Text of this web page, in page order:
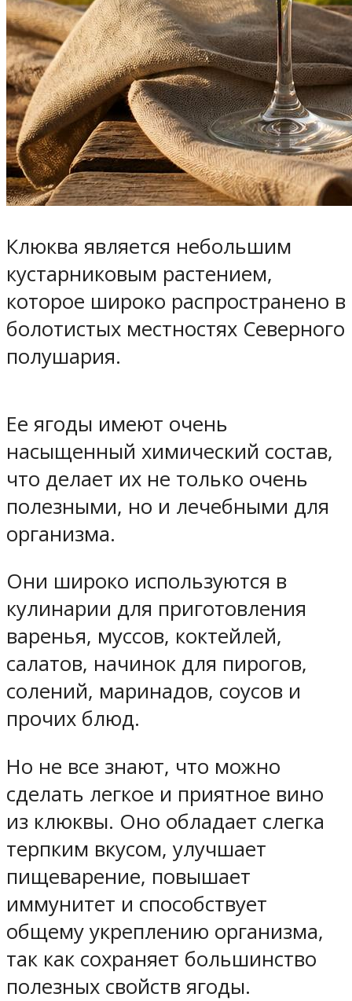
Клюква является небольшим
кустарниковым растением,
которое широко распространено в
болотистых местностях Северного
полушария.
Ее ягоды имеют очень
насыщенный химический состав,
что делает их не только очень
полезными, но и лечебными для
организма.
Они широко используются в
кулинарии для приготовления
варенья, муссов, коктейлей,
салатов, начинок для пирогов,
солений, маринадов, соусов и
прочих блюд.
Но не все знают, что можно
сделать легкое и приятное вино
из клюквы. Оно обладает слегка
терпким вкусом, улучшает
пищеварение, повышает
иммунитет и способствует
общему укреплению организма,
так как сохраняет большинство
полезных свойств ягоды.